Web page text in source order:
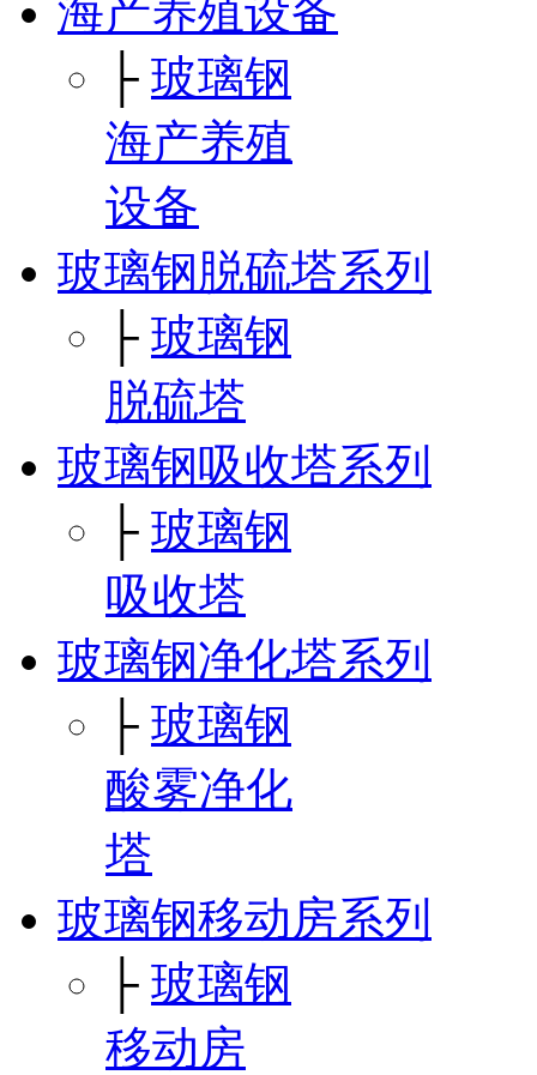
海产养殖设备
├ 玻璃钢
海产养殖
设备
玻璃钢脱硫塔系列
├ 玻璃钢
脱硫塔
玻璃钢吸收塔系列
├ 玻璃钢
吸收塔
玻璃钢净化塔系列
├ 玻璃钢
酸雾净化
塔
玻璃钢移动房系列
├ 玻璃钢
移动房